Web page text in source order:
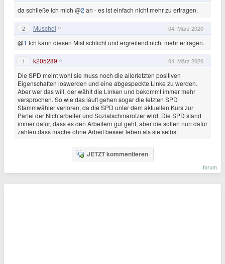
da schließe ich mich @2 an - es ist einfach nicht mehr zu ertragen.
2 Muschel 04. März 2020
@1 Ich kann diesen Mist schlicht und ergreifend nicht mehr ertragen.
1 k205289 04. März 2020
Die SPD meint wohl sie muss noch die allerletzten positiven
Eigenschaften loswerden und eine abgespeckte Linke zu werden.
Aber wer das will, der wählt die Linken und bekommt immer mehr
versprochen. So wie das läuft gehen sogar die letzten SPD
Stammwähler verloren, da die SPD unter dem aktuellen Kurs zur
Partei der Nichtarbeiter und Sozialschmarotzer wird. Die SPD stand
immer dafür, dass es den Arbeitern gut geht, aber die sollen nun dafür
zahlen dass mache ohne Arbeit besser leben als sie selbst
JETZT kommentieren
forum